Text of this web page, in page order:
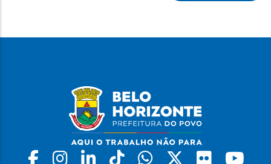
Facebook
Instagram
LinkedinTiktokWhatsapp
X Flickr